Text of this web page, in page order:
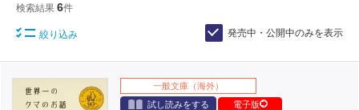
検索結果 6件
絞り込み 発売中・公開中のみを表示
一般文庫（海外）
試し読みをする
電子版